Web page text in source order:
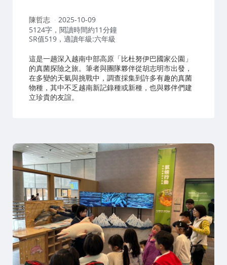
作
者：
陳哲志
2025-10-09
5124字，閱讀時間約11分鐘
SR值519，適讀年級:六年級
這是一趟深入越南中部高原「比杜努伊巴國家公園」
的真菌探險之旅。筆者與團隊夥伴從胡志明市出發，
在多變的天氣與挑戰中，調查採集到許多有趣的真菌
物種，其中不乏越南新記錄種或新種，也與夥伴們建
立珍貴的友誼。